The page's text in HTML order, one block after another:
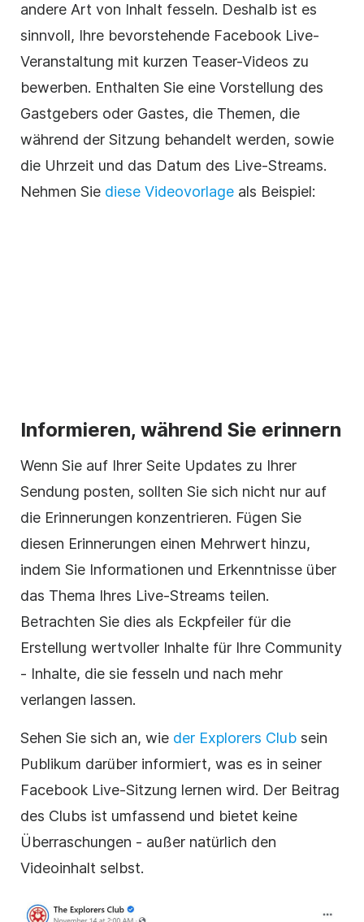
andere Art von Inhalt fesseln. Deshalb ist es
sinnvoll, Ihre bevorstehende Facebook Live-
Veranstaltung mit kurzen Teaser-Videos zu
bewerben. Enthalten Sie eine Vorstellung des
Gastgebers oder Gastes, die Themen, die
während der Sitzung behandelt werden, sowie
die Uhrzeit und das Datum des Live-Streams.
Nehmen Sie diese Videovorlage als Beispiel:
Informieren, während Sie erinnern
Wenn Sie auf Ihrer Seite Updates zu Ihrer
Sendung posten, sollten Sie sich nicht nur auf
die Erinnerungen konzentrieren. Fügen Sie
diesen Erinnerungen einen Mehrwert hinzu,
indem Sie Informationen und Erkenntnisse über
das Thema Ihres Live-Streams teilen.
Betrachten Sie dies als Eckpfeiler für die
Erstellung wertvoller Inhalte für Ihre Community
- Inhalte, die sie fesseln und nach mehr
verlangen lassen.
Sehen Sie sich an, wie der Explorers Club sein
Publikum darüber informiert, was es in seiner
Facebook Live-Sitzung lernen wird. Der Beitrag
des Clubs ist umfassend und bietet keine
Überraschungen - außer natürlich den
Videoinhalt selbst.